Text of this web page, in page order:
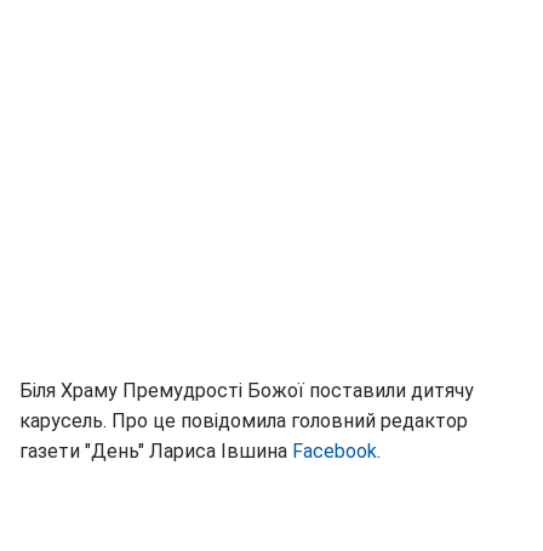
Біля Храму Премудрості Божої поставили дитячу
карусель. Про це повідомила головний редактор
газети "День" Лариса Івшина Facebook.